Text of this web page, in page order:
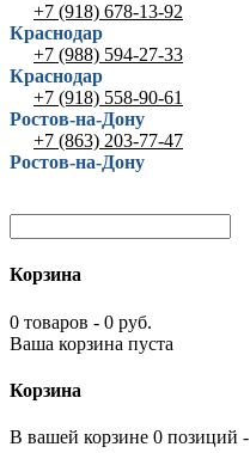
+7 (918) 678-13-92
Краснодар
+7 (988) 594-27-33
Краснодар
+7 (918) 558-90-61
Ростов-на-Дону
+7 (863) 203-77-47
Ростов-на-Дону
Корзина
0 товаров - 0 руб.
Ваша корзина пуста
Корзина
В вашей корзине 0 позиций -